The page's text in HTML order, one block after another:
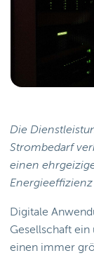
Die
Strombedarf
einen
Digitale
Gesellschaft
einen immer